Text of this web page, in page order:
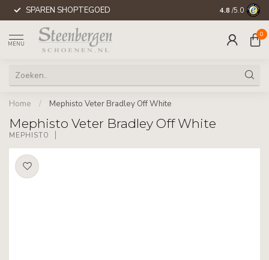
SPAREN SHOPTEGOED 4.8 /5.0
MENU
0
Home / Mephisto Veter Bradley Off White
Mephisto Veter Bradley Off White
MEPHISTO